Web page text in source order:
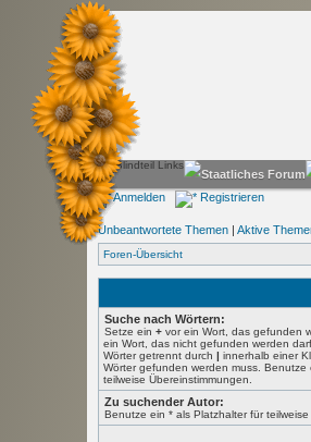
Anmelden Registrieren
Unbeantwortete Themen | Aktive
Foren-Übersicht
Suche nach Wörtern:
Setze ein + vor ein Wort, das gefunden
ein Wort, das nicht gefunden werden
Wörter getrennt durch | innerhalb einer
Wörter gefunden werden muss. Benutze
teilweise Übereinstimmungen.
Zu suchender Autor:
Benutze ein * als Platzhalter für teilweise